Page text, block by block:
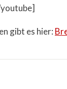
gibt es hier: